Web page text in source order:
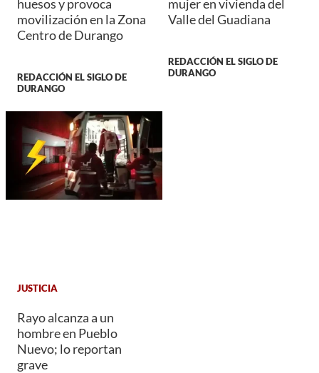
huesos y provoca
movilización en la Zona
Centro de Durango
REDACCIÓN EL SIGLO DE
DURANGO
mujer en vivienda del
Valle del Guadiana
REDACCIÓN EL SIGLO DE
DURANGO
JUSTICIA
Rayo alcanza a un
hombre en Pueblo
Nuevo; lo reportan
grave